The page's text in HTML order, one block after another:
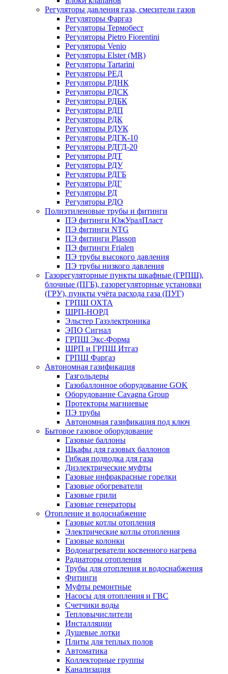
Регуляторы давления газа, смесители газов
Регуляторы Фаргаз
Регуляторы Термобест
Регуляторы Pietro Fiorentini
Регуляторы Venio
Регуляторы Elster (MR)
Регуляторы Tartarini
Регуляторы РЕД
Регуляторы РДНК
Регуляторы РДСК
Регуляторы РДБК
Регуляторы РДП
Регуляторы РДК
Регуляторы РДУК
Регуляторы РДГК-10
Регуляторы РДГД-20
Регуляторы РДТ
Регуляторы РДУ
Регуляторы РДГБ
Регуляторы РДГ
Регуляторы РД
Регуляторы РДО
Полиэтиленовые трубы и фитинги
ПЭ фитинги ЮжУралПласт
ПЭ фитинги NTG
ПЭ фитинги Plasson
ПЭ фитинги Frialen
ПЭ трубы высокого давления
ПЭ трубы низкого давления
Газорегуляторные пункты шкафные (ГРПШ),
блочные (ПГБ), газорегуляторные установки
(ГРУ), пункты учёта расхода газа (ПУГ)
ГРПШ ОХТА
ШРП-НОРД
Эльстер Газэлектроника
ЭПО Сигнал
ГРПШ Экс-Форма
ШРП и ГРПШ Итгаз
ГРПШ Фаргаз
Автономная газификация
Газгольдеры
Газобаллонное оборудование GOK
Оборудование Cavagna Group
Протекторы магниевые
ПЭ трубы
Автономная газификация под ключ
Бытовое газовое оборудование
Газовые баллоны
Шкафы для газовых баллонов
Гибкая подводка для газа
Диэлектрические муфты
Газовые инфракрасные горелки
Газовые обогреватели
Газовые грили
Газовые генераторы
Отопление и водоснабжение
Газовые котлы отопления
Электрические котлы отопления
Газовые колонки
Водонагреватели косвенного нагрева
Радиаторы отопления
Трубы для отопления и водоснабжения
Фитинги
Муфты ремонтные
Насосы для отопления и ГВС
Счетчики воды
Тепловычислители
Инсталляции
Душевые лотки
Плиты для теплых полов
Автоматика
Коллекторные группы
Канализация